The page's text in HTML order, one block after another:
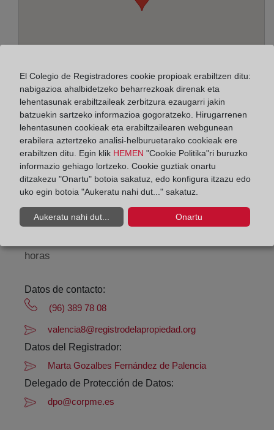
Helbidea:
Pintor Peyró, 12 - 2º, 46010
Horario:
De lunes a viernes de 09:00 a 17:00 horas
Agosto: De lunes a viernes de 09:00 a 14:00 horas
horas
Datos de contacto:
(96) 389 78 08
valencia8@registrodelapropiedad.org
Datos del Registrador:
Marta Gozalbes Fernández de Palencia
Delegado de Protección de Datos:
dpo@corpme.es
El Colegio de Registradores cookie propioak erabiltzen ditu:
nabigazioa ahalbidetzeko beharrezkoak direnak eta
lehentasunak erabiltzaileak zerbitzura ezaugarri jakin
batzuekin sartzeko informazioa gogoratzeko. Hirugarrenen
lehentasunen cookieak eta erabiltzailearen webgunean
erabilera aztertzeko analisi-helburuetarako cookieak ere
erabiltzen ditu. Egin klik HEMEN "Cookie Politika"ri buruzko
informazio gehiago lortzeko. Cookie guztiak onartu
ditzakezu "Onartu" botoia sakatuz, edo konfigura itzazu edo
uko egin botoia "Aukeratu nahi dut..." sakatuz.
Aukeratu nahi dut... Onartu